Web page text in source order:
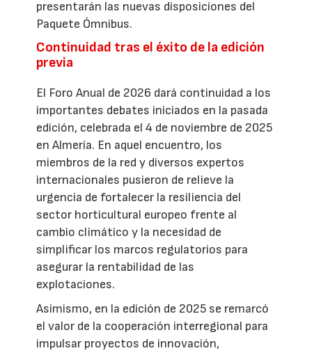
presentarán las nuevas disposiciones del
Paquete Ómnibus.
Continuidad tras el éxito de la edición
previa
El Foro Anual de 2026 dará continuidad a los
importantes debates iniciados en la pasada
edición, celebrada el 4 de noviembre de 2025
en Almería. En aquel encuentro, los
miembros de la red y diversos expertos
internacionales pusieron de relieve la
urgencia de fortalecer la resiliencia del
sector horticultural europeo frente al
cambio climático y la necesidad de
simplificar los marcos regulatorios para
asegurar la rentabilidad de las
explotaciones.
Asimismo, en la edición de 2025 se remarcó
el valor de la cooperación interregional para
impulsar proyectos de innovación,